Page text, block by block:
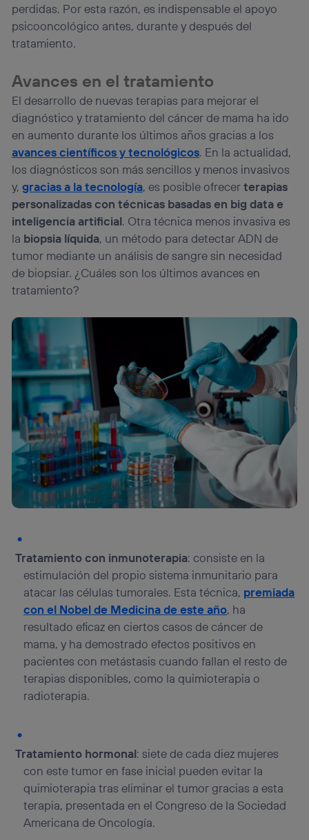
perdidas. Por esta razón, es indispensable el apoyo
psicooncológico antes, durante y después del
tratamiento.
Avances en el tratamiento
El desarrollo de nuevas terapias para mejorar el
diagnóstico y tratamiento del cáncer de mama ha ido
en aumento durante los últimos años gracias a los
avances científicos y tecnológicos. En la actualidad,
los diagnósticos son más sencillos y menos invasivos
y,gracias a la tecnología, es posible ofrecerterapias
personalizadas con técnicas basadas en big data e
inteligencia artificial. Otra técnica menos invasiva es
la biopsia líquida, un método para detectar ADN de
tumor mediante un análisis de sangre sin necesidad
de biopsiar. ¿Cuáles son los últimos avances en
tratamiento?
Tratamiento con inmunoterapia: consiste en la
estimulación del propio sistema inmunitario para
atacar las células tumorales. Esta técnica, premiada
con el Nobel de Medicina de este año, ha
resultado eficaz en ciertos casos de cáncer de
mama, y ha demostrado efectos positivos en
pacientes con metástasis cuando fallan el resto de
terapias disponibles, como la quimioterapia o
radioterapia.
Tratamiento hormonal: siete de cada diez mujeres
con este tumor en fase inicial pueden evitar la
quimioterapia tras eliminar el tumor gracias a esta
terapia, presentada en el Congreso de la Sociedad
Americana de Oncología.